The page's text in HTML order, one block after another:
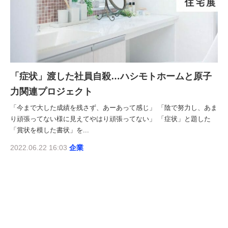
「症状」渡した社員自殺…ハシモトホームと原子
力関連プロジェクト
「今まで大した成績を残さず、あーあって感じ」 「陰で努力し、あま
り頑張ってない様に見えてやはり頑張ってない」 「症状」と題した
「賞状を模した書状」を...
2022.06.22 16:03 企業